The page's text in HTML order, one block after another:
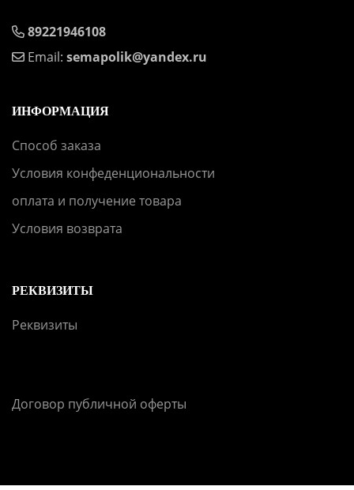
89221946108
Email: semapolik@yandex.ru
ИНФОРМАЦИЯ
Способ заказа
Условия конфеденциональности
оплата и получение товара
Условия возврата
РЕКВИЗИТЫ
Реквизиты
Договор публичной оферты